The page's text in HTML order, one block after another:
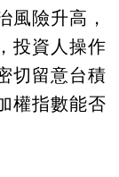
風險升高，
投資人操作
切留意台積
權指數能否